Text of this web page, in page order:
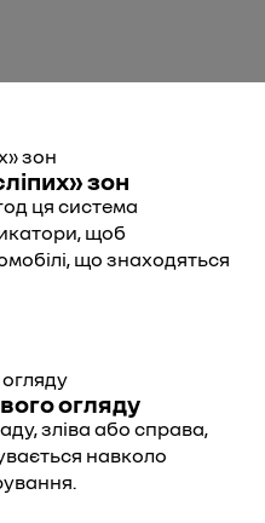
зон
ця система
щоб
що знаходяться
огляду
зліва або справа,
навколо